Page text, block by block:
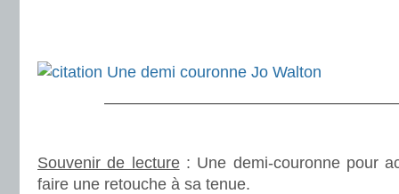
Souvenir de lecture: Une demi-couronne pour
faire une retouche à sa tenue.